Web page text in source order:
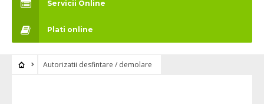
Servicii Online
Plati online
Autorizatii desfintare / demolare